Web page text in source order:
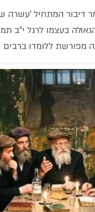
דיבור המתחיל 'עשרה
בעצמו לרגל י"ב
מפורשת ללומדו ברבים